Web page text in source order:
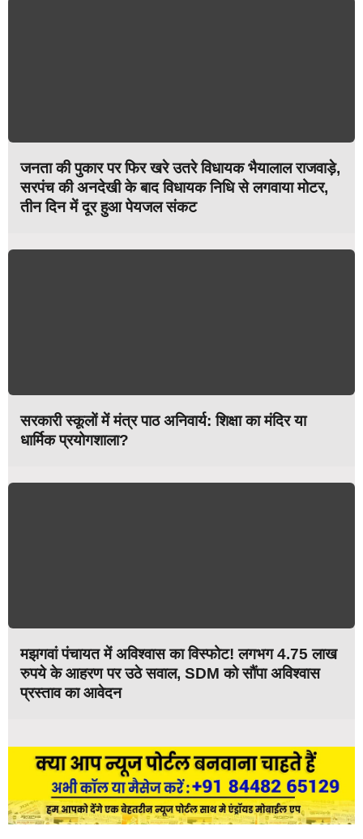
जनता की पुकार पर फिर खरे उतरे विधायक भैयालाल राजवाड़े,
सरपंच की अनदेखी के बाद विधायक निधि से लगवाया मोटर,
तीन दिन में दूर हुआ पेयजल संकट
सरकारी स्कूलों में मंत्र पाठ अनिवार्य: शिक्षा का मंदिर या
धार्मिक प्रयोगशाला?
मझगवां पंचायत में अविश्वास का विस्फोट! लगभग 4.75 लाख
रुपये के आहरण पर उठे सवाल, SDM को सौंपा अविश्वास
प्रस्ताव का आवेदन